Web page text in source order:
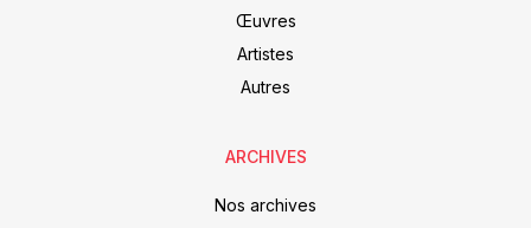
Œuvres
Artistes
Autres
ARCHIVES
Nos archives